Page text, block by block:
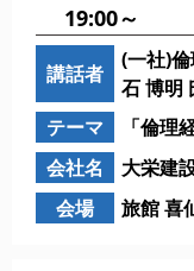
19:00～
講話者
(一社)
石 博明
テーマ
「倫理
会社名
大栄建
会場
旅館 喜